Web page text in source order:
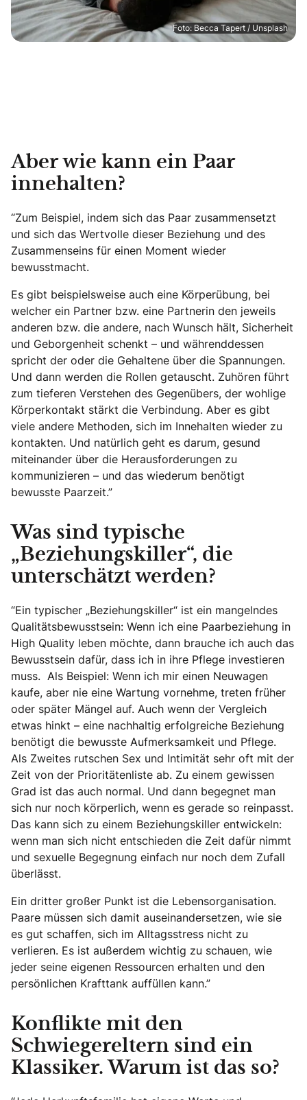
Foto: Becca Tapert / Unsplash
Aber wie kann ein Paar
innehalten?
“Zum Beispiel, indem sich das Paar zusammensetzt
und sich das Wertvolle dieser Beziehung und des
Zusammenseins für einen Moment wieder
bewusstmacht.
Es gibt beispielsweise auch eine Körperübung, bei
welcher ein Partner bzw. eine Partnerin den jeweils
anderen bzw. die andere, nach Wunsch hält, Sicherheit
und Geborgenheit schenkt – und währenddessen
spricht der oder die Gehaltene über die Spannungen.
Und dann werden die Rollen getauscht. Zuhören führt
zum tieferen Verstehen des Gegenübers, der wohlige
Körperkontakt stärkt die Verbindung. Aber es gibt
viele andere Methoden, sich im Innehalten wieder zu
kontakten. Und natürlich geht es darum, gesund
miteinander über die Herausforderungen zu
kommunizieren – und das wiederum benötigt
bewusste Paarzeit.”
Was sind typische
„Beziehungskiller“, die
unterschätzt werden?
“Ein typischer „Beziehungskiller“ ist ein mangelndes
Qualitätsbewusstsein: Wenn ich eine Paarbeziehung in
High Quality leben möchte, dann brauche ich auch das
Bewusstsein dafür, dass ich in ihre Pflege investieren
muss. Als Beispiel: Wenn ich mir einen Neuwagen
kaufe, aber nie eine Wartung vornehme, treten früher
oder später Mängel auf. Auch wenn der Vergleich
etwas hinkt – eine nachhaltig erfolgreiche Beziehung
benötigt die bewusste Aufmerksamkeit und Pflege.
Als Zweites rutschen Sex und Intimität sehr oft mit der
Zeit von der Prioritätenliste ab. Zu einem gewissen
Grad ist das auch normal. Und dann begegnet man
sich nur noch körperlich, wenn es gerade so reinpasst.
Das kann sich zu einem Beziehungskiller entwickeln:
wenn man sich nicht entschieden die Zeit dafür nimmt
und sexuelle Begegnung einfach nur noch dem Zufall
überlässt.
Ein dritter großer Punkt ist die Lebensorganisation.
Paare müssen sich damit auseinandersetzen, wie sie
es gut schaffen, sich im Alltagsstress nicht zu
verlieren. Es ist außerdem wichtig zu schauen, wie
jeder seine eigenen Ressourcen erhalten und den
persönlichen Krafttank auffüllen kann.”
Konflikte mit den
Schwiegereltern sind ein
Klassiker. Warum ist das so?